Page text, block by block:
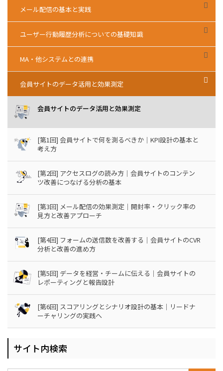
メール配信の基本と実践
ユーザー行動履歴分析についての基礎知識
MA・他システムとの連携
会員サイトのデータ活用と効果測定
会員サイトのデータ活用と効果測定
[第1回] 会員サイトで何を測るべきか｜KPI設計の基本と
考え方
[第2回] アクセスログの読み方｜会員サイトのコンテン
ツ改善につなげる分析の基本
[第3回] メール配信の効果測定｜開封率・クリック率の
見方と改善アプローチ
[第4回] フォームの送信数を改善する｜会員サイトのCVR
分析と改善の進め方
[第5回] データを経営・チームに伝える｜会員サイトの
レポーティングと報告設計
[第6回] スコアリングとシナリオ設計の基本｜リードナ
ーチャリングの実践へ
サイト内検索